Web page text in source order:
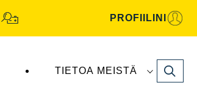
PROFIILINI
TIETOA MEISTÄ Search